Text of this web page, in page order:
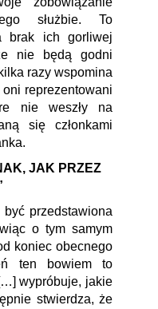
służbie. To
brak ich gorliwej
nie będą godni
razy wspomina
reprezentowani
nie weszły na
się członkami
JAK PRZEZ
przedstawiona
o tym samym
koniec obecnego
ten bowiem to
wypróbuje, jakie
stwierdza, że